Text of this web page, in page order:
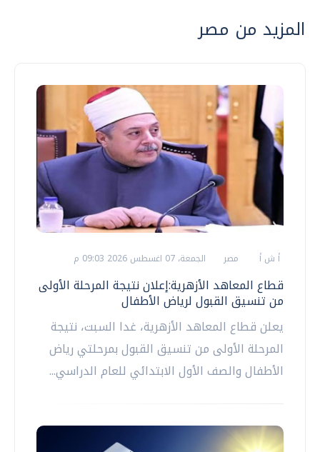
المزيد من مصر
أ ش أ مصر الجمعة، 07 اغسطس 2026 09:03 م
قطاع المعاهد الأزهرية:إعلان نتيجة المرحلة الأولى
من تنسيق القبول لرياض الأطفال
يعلن قطاع المعاهد الأزهرية، غدا السبت، نتيجة
المرحلة الأولى من تنسيق القبول بمرحلتي رياض
الأطفال والصف الأول الابتدائي للعام الدراسي...